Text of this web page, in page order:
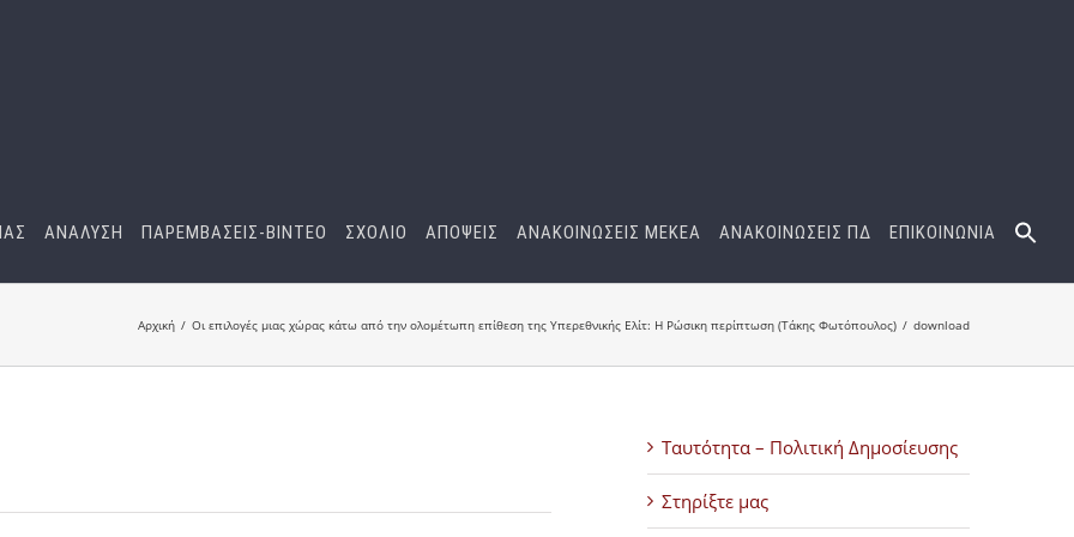
ΑΝΑΛΥΣΗ ΠΑΡΕΜΒΑΣΕΙΣ-BINTEO ΣΧΟΛΙΟ ΑΠΟΨΕΙΣ ΑΝΑΚΟΙΝΩΣΕΙΣ ΜΕΚΕΑ ΑΝΑΚΟΙΝΩΣΕΙΣ ΠΔ ΕΠΙΚΟΙΝΩΝΙΑ
Αρχική Οι επιλογές μιας χώρας κάτω από την ολομέτωπη επίθεση της Υπερεθνικής Ελίτ: H Ρώσικη περίπτωση (Τάκης Φωτόπουλος) download
Ταυτότητα – Πολιτική Δημοσίευσης
Στηρίξτε μας